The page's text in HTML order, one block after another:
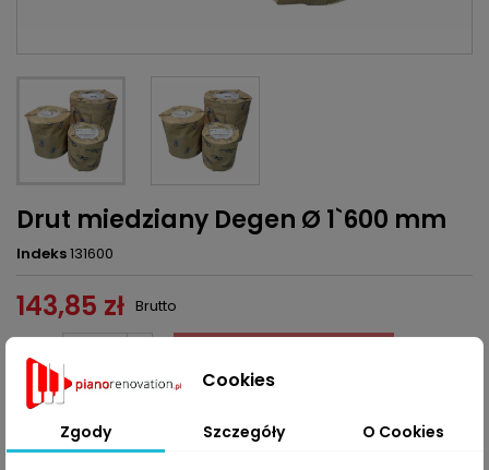
Drut miedziany Degen Ø 1`600 mm
Indeks131600
143,85 zł Brutto
Ilość
Ostatnie sztuki w magazynie
Udostępnij
Cookies
Zgody Szczegóły O Cookies